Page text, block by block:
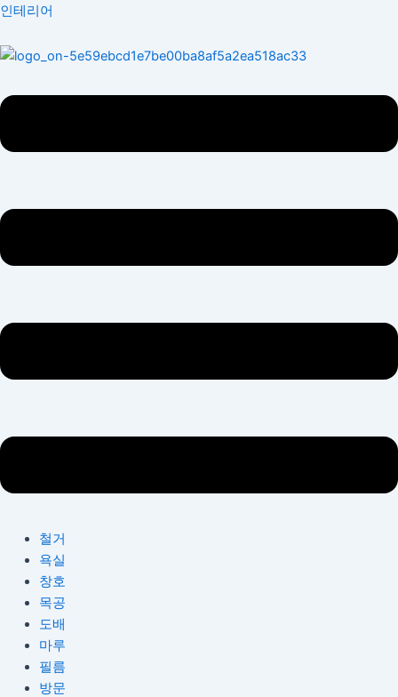
콘
츠
건
뛰
인테리어
Menu
철거
욕실
창호
목공
도배
마루
필름
방문